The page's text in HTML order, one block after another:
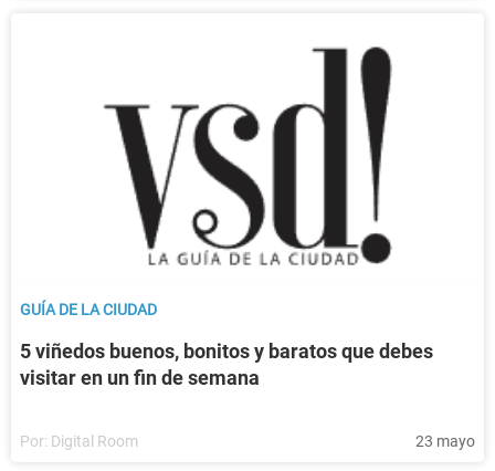
GUÍA DE LA CIUDAD
5 viñedos buenos, bonitos y baratos que debes
visitar en un fin de semana
Por: Digital Room 23 mayo